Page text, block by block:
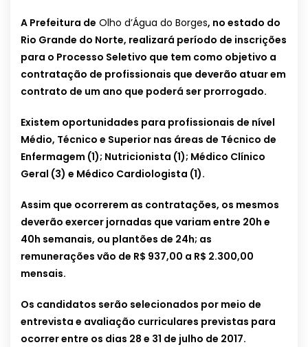
A Prefeitura de Olho d’Água do Borges, no estado do
Rio Grande do Norte, realizará período de inscrições
para o Processo Seletivo que tem como objetivo a
contratação de profissionais que deverão atuar em
contrato de um ano que poderá ser prorrogado.
Existem oportunidades para profissionais de nível
Médio, Técnico e Superior nas áreas de Técnico de
Enfermagem (1); Nutricionista (1); Médico Clínico
Geral (3) e Médico Cardiologista (1).
Assim que ocorrerem as contratações, os mesmos
deverão exercer jornadas que variam entre 20h e
40h semanais, ou plantões de 24h; as
remunerações vão de R$ 937,00 a R$ 2.300,00
mensais.
Os candidatos serão selecionados por meio de
entrevista e avaliação curriculares previstas para
ocorrer entre os dias 28 e 31 de julho de 2017.